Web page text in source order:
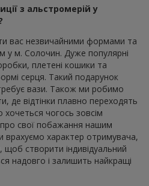
з альстромерій у
вас незвичайними формами та
у м. Солочин. Дуже популярні
плетені кошики та
серця. Такий подарунок
вази. Також ми робимо
де відтінки плавно переходять
хочеться чогось зовсім
свої побажання нашим
характер отримувача,
щоб створити індивідуальний
надовго і залишить найкращі